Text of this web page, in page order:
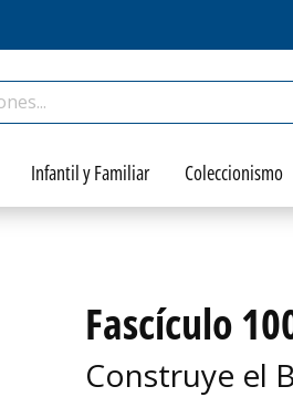
Infantil y Familiar Coleccionismo
Fascículo
Construye el